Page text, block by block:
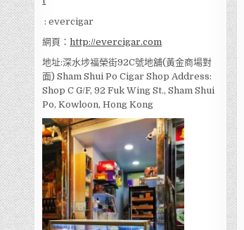
: evercigar
網頁：http://evercigar.com
地址:深水埗福榮街92C號地舖(黃金商場對
面) Sham Shui Po Cigar Shop Address:
Shop C G/F, 92 Fuk Wing St., Sham Shui
Po, Kowloon, Hong Kong